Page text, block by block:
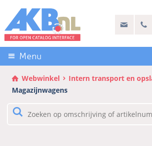
links
over
Direct
naar
de
inhoud
Direct
het
Stel
Menu
Webwinkel
Intern transport en
Magazijnwagens